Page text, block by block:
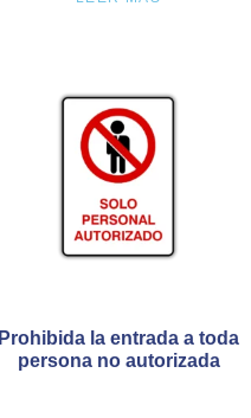
Prohibida la entrada a toda
persona no autorizada